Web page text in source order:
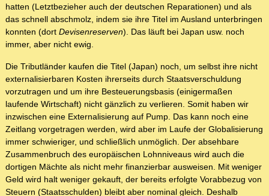
hatten (Letztbezieher auch der deutschen Reparationen) und als
das schnell abschmolz, indem sie ihre Titel im Ausland unterbringen
konnten (dort Devisenreserven). Das läuft bei Japan usw. noch
immer, aber nicht ewig.
Die Tributländer kaufen die Titel (Japan) noch, um selbst ihre nicht
externalisierbaren Kosten ihrerseits durch Staatsverschuldung
vorzutragen und um ihre Besteuerungsbasis (einigermaßen
laufende Wirtschaft) nicht gänzlich zu verlieren. Somit haben wir
inzwischen eine Externalisierung auf Pump. Das kann noch eine
Zeitlang vorgetragen werden, wird aber im Laufe der Globalisierung
immer schwieriger, und schließlich unmöglich. Der absehbare
Zusammenbruch des europäischen Lohnniveaus wird auch die
dortigen Mächte als nicht mehr finanzierbar ausweisen. Mit weniger
Geld wird halt weniger gekauft, der bereits erfolgte Vorabbezug von
Steuern (Staatsschulden) bleibt aber nominal gleich. Deshalb